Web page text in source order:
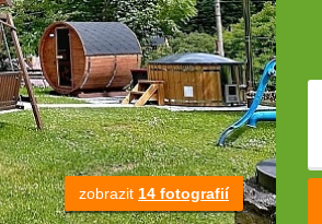
zobrazit 14 fotografií